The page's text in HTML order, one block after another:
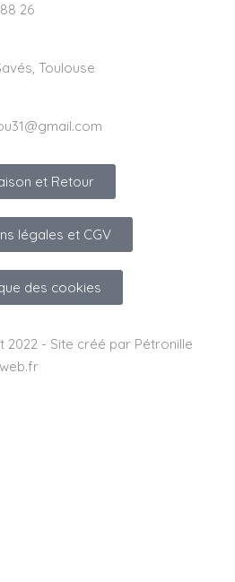
26
Toulouse
et Retour
légales et CGV
des cookies
2022 - Site créé par Pétronille